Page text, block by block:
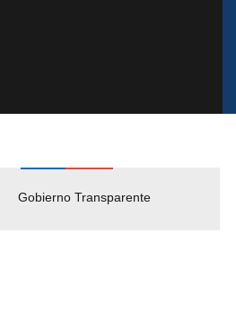
Gobierno Transparente